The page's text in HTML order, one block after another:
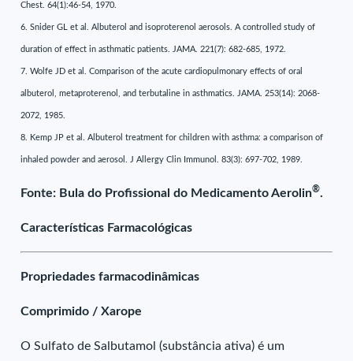
Chest. 64(1):46-54, 1970.
6. Snider GL et al. Albuterol and isoproterenol aerosols. A controlled study of
duration of effect in asthmatic patients. JAMA. 221(7): 682-685, 1972.
7. Wolfe JD et al. Comparison of the acute cardiopulmonary effects of oral
albuterol, metaproterenol, and terbutaline in asthmatics. JAMA. 253(14): 2068-
2072, 1985.
8. Kemp JP et al. Albuterol treatment for children with asthma: a comparison of
inhaled powder and aerosol. J Allergy Clin Immunol. 83(3): 697-702, 1989.
Fonte: Bula do Profissional do Medicamento Aerolin®.
Características Farmacológicas
Propriedades farmacodinâmicas
Comprimido / Xarope
O Sulfato de Salbutamol (substância ativa) é um